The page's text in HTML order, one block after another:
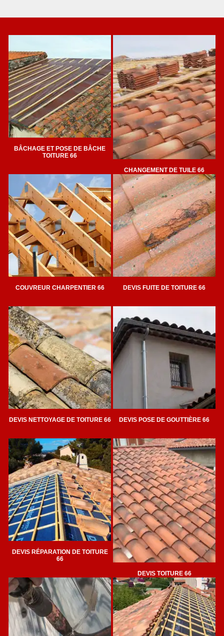
BÂCHAGE ET POSE DE BÂCHE
TOITURE 66
CHANGEMENT DE TUILE 66
COUVREUR CHARPENTIER 66 DEVIS FUITE DE TOITURE 66
DEVIS NETTOYAGE DE TOITURE 66 DEVIS POSE DE GOUTTIÈRE 66
DEVIS RÉPARATION DE TOITURE
66
DEVIS TOITURE 66